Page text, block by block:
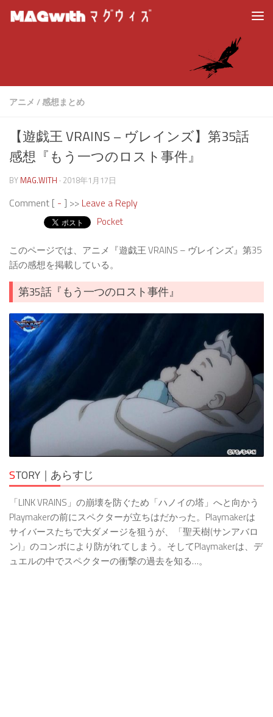
アニメ /感想まとめ
【遊戯王 VRAINS – ヴレインズ】第35話
感想『もう一つのロスト事件』
BY MAG.WITH · 2018年1月17日
Comment [ - ] >> Leave a Reply
Pocket
このページでは、アニメ『遊戯王 VRAINS – ヴレインズ』第35
話の感想を掲載している。
第35話『もう一つのロスト事件』
STORY｜あらすじ
「LINK VRAINS」の崩壊を防ぐため「ハノイの塔」へと向かう
Playmakerの前にスペクターが立ちはだかった。Playmakerは
サイバースたちで大ダメージを狙うが、「聖天樹(サンアバロ
ン)」のコンボにより防がれてしまう。そしてPlaymakerは、デ
ュエルの中でスペクターの衝撃の過去を知る…。